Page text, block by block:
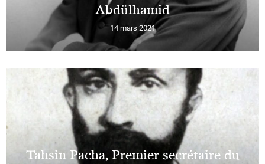
Abdülhamid
14 mars 2021
Tahsin Pacha, Premier secrétaire du